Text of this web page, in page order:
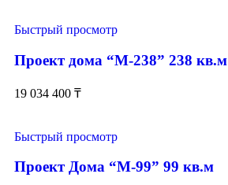
Быстрый просмотр
Проект дома “М-238” 238 кв.м
19 034 400 ₸
Быстрый просмотр
Проект Дома “М-99” 99 кв.м